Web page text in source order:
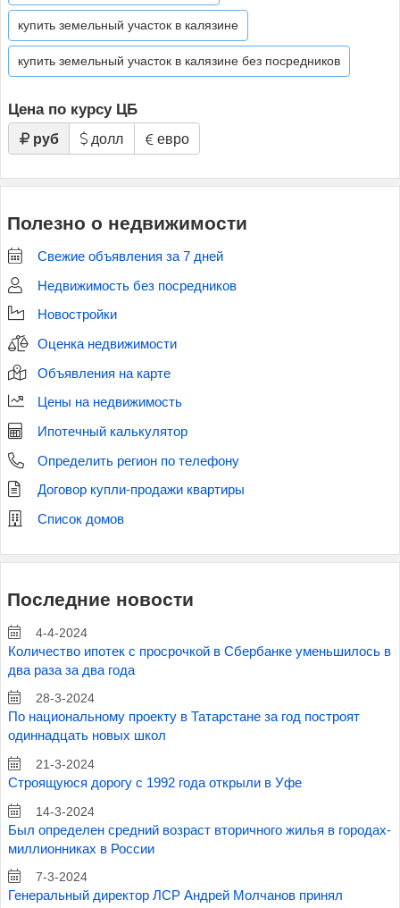
купить земельный участок в калязине
купить земельный участок в калязине без посредников
Цена по курсу ЦБ
руб долл евро
Полезно о недвижимости
Свежие объявления за 7 дней
Недвижимость без посредников
Новостройки
Оценка недвижимости
Объявления на карте
Цены на недвижимость
Ипотечный калькулятор
Определить регион по телефону
Договор купли-продажи квартиры
Список домов
Последние новости
4-4-2024
Количество ипотек с просрочкой в Сбербанке уменьшилось в
два раза за два года
28-3-2024
По национальному проекту в Татарстане за год построят
одиннадцать новых школ
21-3-2024
Строящуюся дорогу с 1992 года открыли в Уфе
14-3-2024
Был определен средний возраст вторичного жилья в городах-
миллионниках в России
7-3-2024
Генеральный директор ЛСР Андрей Молчанов принял